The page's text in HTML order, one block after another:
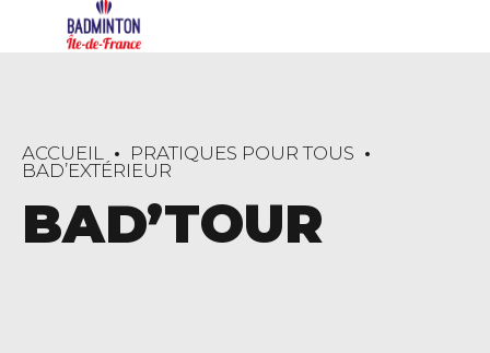
ACCUEIL
PRATIQUES POUR TOUS
BAD’EXTÉRIEUR
BAD’TOUR